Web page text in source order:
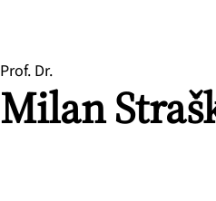
Prof. Dr.
Milan